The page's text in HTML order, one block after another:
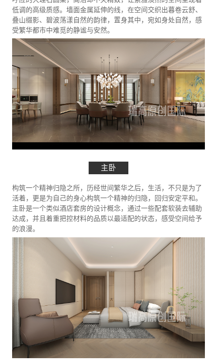
低调的高级质感。墙面金属延伸的线，在空间交织出暮卷云舒、
叠山缀影、碧波荡漾自然的韵律，置身其中，宛如身处自然，感
受繁华都市中难觅的静谧与安然。
主卧
构筑一个精神归隐之所，历经世间繁华之后，生活，不只是为了
活着，更是为自己的身心构筑一个精神的归隐，回归安定平和。
主卧是一个类似酒店套房的设计概念，通过一些配套软装去辅助
达成，并且着重把控材料的品质以最适配的状态，感受空间给予
的浪漫。